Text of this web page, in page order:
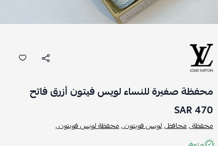
محفظة صغيرة للنساء لويس فيتون أزرق فاتح
470 SAR
محفظة ,محافظ ,لويس فويتون ,محفظة لويس فويتون ,